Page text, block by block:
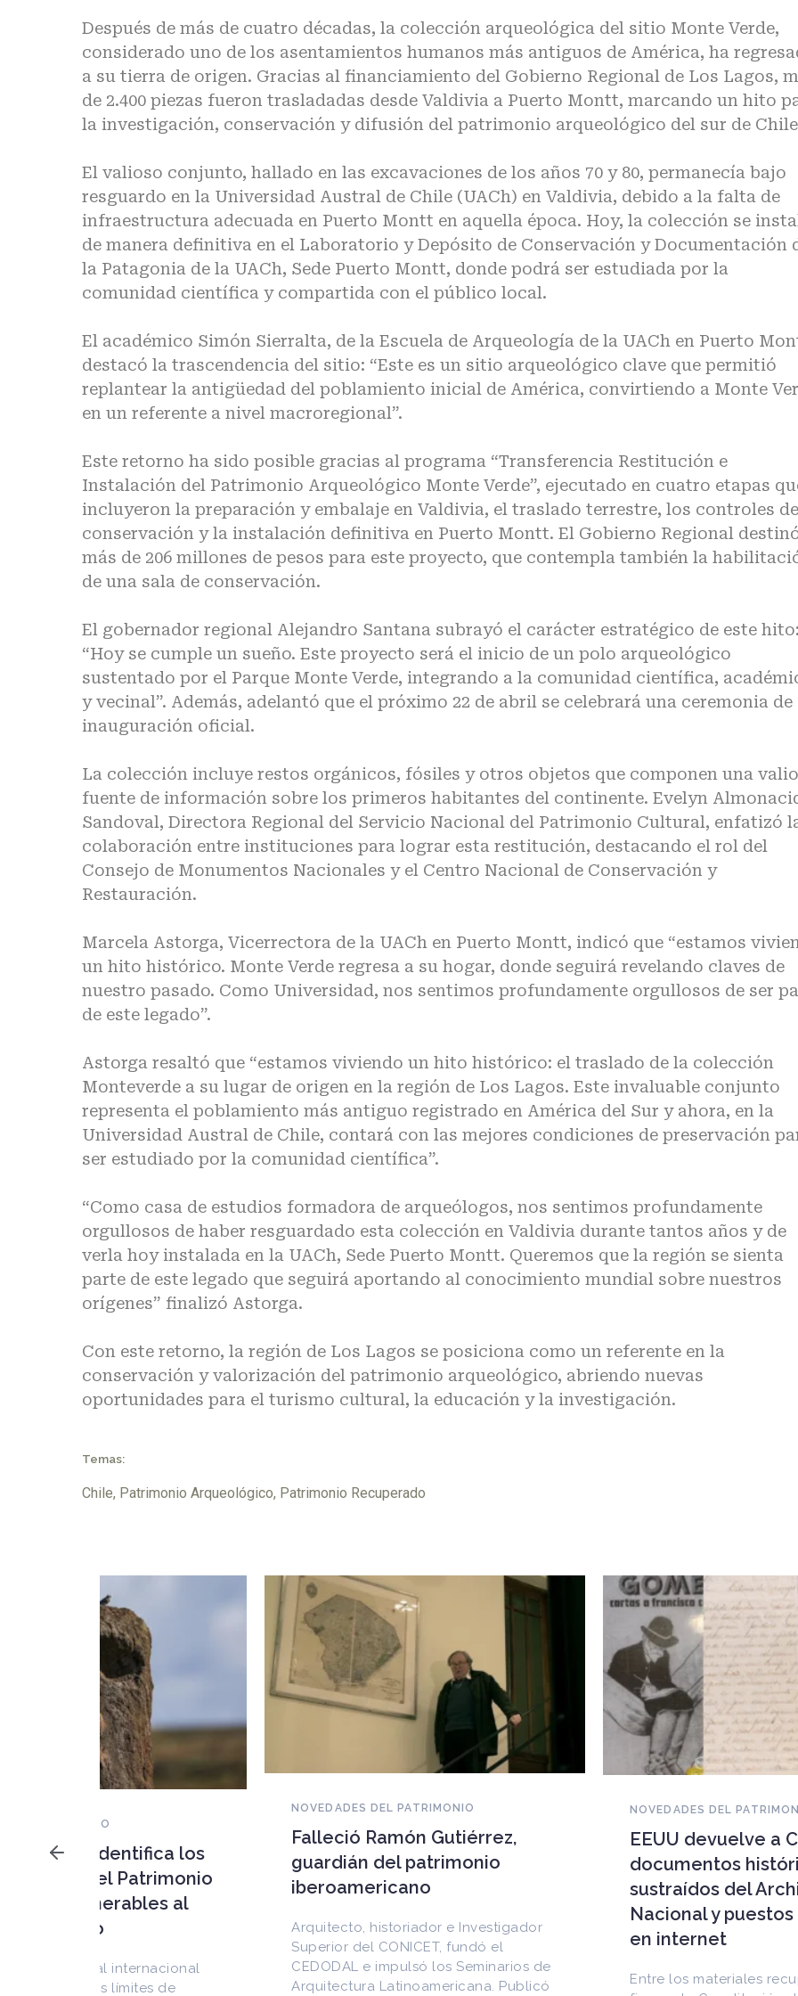
Después de más de cuatro décadas, la colección arqueológica del sitio Monte Verde,
considerado uno de los asentamientos humanos más antiguos de América, ha
a su tierra de origen. Gracias al financiamiento del Gobierno Regional de Los Lagos,
de 2.400 piezas fueron trasladadas desde Valdivia a Puerto Montt, marcando un hito
la investigación, conservación y difusión del patrimonio arqueológico del sur de
El valioso conjunto, hallado en las excavaciones de los años 70 y 80, permanecía bajo
resguardo en la Universidad Austral de Chile (UACh) en Valdivia, debido a la falta de
infraestructura adecuada en Puerto Montt en aquella época. Hoy, la colección se
de manera definitiva en el Laboratorio y Depósito de Conservación y Documentación
la Patagonia de la UACh, Sede Puerto Montt, donde podrá ser estudiada por la
comunidad científica y compartida con el público local.
El académico Simón Sierralta, de la Escuela de Arqueología de la UACh en Puerto
destacó la trascendencia del sitio: “Este es un sitio arqueológico clave que permitió
replantear la antigüedad del poblamiento inicial de América, convirtiendo a Monte
en un referente a nivel macroregional”.
Este retorno ha sido posible gracias al programa “Transferencia Restitución e
Instalación del Patrimonio Arqueológico Monte Verde”, ejecutado en cuatro etapas
incluyeron la preparación y embalaje en Valdivia, el traslado terrestre, los controles de
conservación y la instalación definitiva en Puerto Montt. El Gobierno Regional
más de 206 millones de pesos para este proyecto, que contempla también la
de una sala de conservación.
El gobernador regional Alejandro Santana subrayó el carácter estratégico de este hito:
“Hoy se cumple un sueño. Este proyecto será el inicio de un polo arqueológico
sustentado por el Parque Monte Verde, integrando a la comunidad científica,
y vecinal”. Además, adelantó que el próximo 22 de abril se celebrará una ceremonia de
inauguración oficial.
La colección incluye restos orgánicos, fósiles y otros objetos que componen una
fuente de información sobre los primeros habitantes del continente. Evelyn
Sandoval, Directora Regional del Servicio Nacional del Patrimonio Cultural, enfatizó
colaboración entre instituciones para lograr esta restitución, destacando el rol del
Consejo de Monumentos Nacionales y el Centro Nacional de Conservación y
Restauración.
Marcela Astorga, Vicerrectora de la UACh en Puerto Montt, indicó que “estamos
un hito histórico. Monte Verde regresa a su hogar, donde seguirá revelando claves de
nuestro pasado. Como Universidad, nos sentimos profundamente orgullosos de ser
de este legado”.
Astorga resaltó que “estamos viviendo un hito histórico: el traslado de la colección
Monteverde a su lugar de origen en la región de Los Lagos. Este invaluable conjunto
representa el poblamiento más antiguo registrado en América del Sur y ahora, en la
Universidad Austral de Chile, contará con las mejores condiciones de preservación
ser estudiado por la comunidad científica”.
“Como casa de estudios formadora de arqueólogos, nos sentimos profundamente
orgullosos de haber resguardado esta colección en Valdivia durante tantos años y de
verla hoy instalada en la UACh, Sede Puerto Montt. Queremos que la región se sienta
parte de este legado que seguirá aportando al conocimiento mundial sobre nuestros
orígenes” finalizó Astorga.
Con este retorno, la región de Los Lagos se posiciona como un referente en la
conservación y valorización del patrimonio arqueológico, abriendo nuevas
oportunidades para el turismo cultural, la educación y la investigación.
Temas:
Chile, Patrimonio Arqueológico, Patrimonio Recuperado
NOVEDADES DEL PATRIMONIO
Falleció Ramón Gutiérrez,
guardián del patrimonio
iberoamericano
Arquitecto, historiador e Investigador
Superior del CONICET, fundó el
CEDODAL e impulsó los Seminarios de
Arquitectura Latinoamericana. Publicó
NOVEDADES DEL PATRIMONIO
EEUU devuelve a Cuba
documentos históricos
sustraídos del Archivo
Nacional y puestos a la venta
en internet
Entre los materiales recuperados